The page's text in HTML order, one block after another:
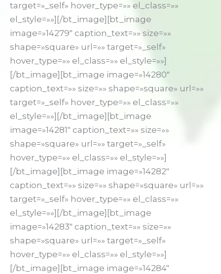
target=»_self» hover_type=»» el_class=»»
el_style=»»][/bt_image][bt_image
image=»14279″ caption_text=»» size=»»
shape=»square» url=»» target=»_self»
hover_type=»» el_class=»» el_style=»»]
[/bt_image][bt_image image=»14280″
caption_text=»» size=»» shape=»square» url=»»
target=»_self» hover_type=»» el_class=»»
el_style=»»][/bt_image][bt_image
image=»14281″ caption_text=»» size=»»
shape=»square» url=»» target=»_self»
hover_type=»» el_class=»» el_style=»»]
[/bt_image][bt_image image=»14282″
caption_text=»» size=»» shape=»square» url=»»
target=»_self» hover_type=»» el_class=»»
el_style=»»][/bt_image][bt_image
image=»14283″ caption_text=»» size=»»
shape=»square» url=»» target=»_self»
hover_type=»» el_class=»» el_style=»»]
[/bt_image][bt_image image=»14284″